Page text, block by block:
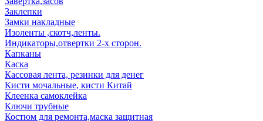
Заклепки
Замки накладные
Изоленты ,скотч,ленты.
Индикаторы,отвертки 2-х сторон.
Капканы
Каска
Кассовая лента, резинки для денег
Кисти мочальные, кисти Китай
Клеенка самоклейка
Ключи трубные
Костюм для ремонта,маска защитная